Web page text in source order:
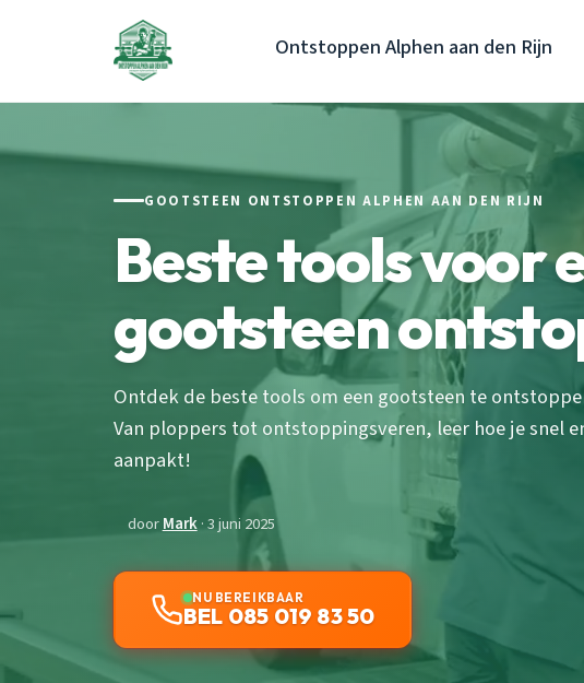
Ontstoppen Alphen aan den Rijn
GOOTSTEEN ONTSTOPPEN ALPHEN AAN DEN RIJN
Beste tools voor
gootsteen
Ontdek de beste tools om een gootsteen te
Van ploppers tot ontstoppingsveren, leer hoe je snel
aanpakt!
doorMark· 3 juni 2025
NU BEREIKBAAR
BEL 085 019 83 50